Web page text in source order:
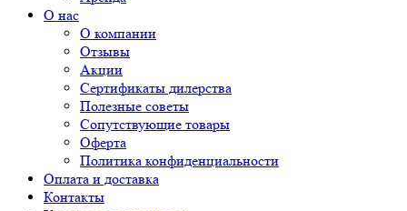
О нас
О компании
Отзывы
Акции
Сертификаты дилерства
Полезные советы
Сопутствующие товары
Оферта
Политика конфиденциальности
Оплата и доставка
Контакты